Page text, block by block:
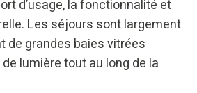
d’usage, la fonctionnalité et
Les séjours sont largement
de grandes baies vitrées
lumière tout au long de la